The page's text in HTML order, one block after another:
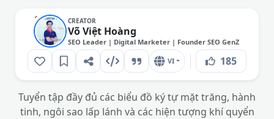
CREATOR
Võ Việt Hoàng
SEO Leader | Digital Marketer | Founder SEO GenZ
VI 185
Tuyển tập đầy đủ các biểu đồ ký tự mặt trăng, hành
tinh, ngôi sao lấp lánh và các hiện tượng khí quyển